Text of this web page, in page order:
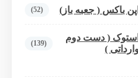
اپن باکس ( جعبه باز) (52)
استوک ( دست دوم
)
(139)